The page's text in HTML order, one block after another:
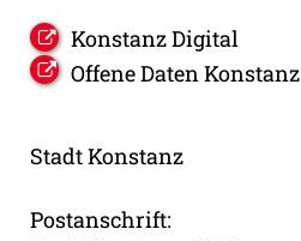
Konstanz Digital
Offene Daten Konstanz
Stadt Konstanz
Postanschrift: